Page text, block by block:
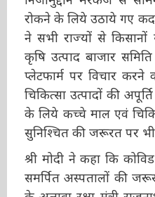
को फैलने से रोकने के
जानकारी दी। मोदी ने
की खरीद के लिये कृषि
(एपीएमसी) के अलावा
को कहा। प्रधानमंत्री ने
अपूर्ति बनाये रखने, दवा
एवं चिकित्सा उपकरणों
जरूरत पर भी बल दिया।
श्री मोदी ने कहा कि
समर्पित अस्पतालों